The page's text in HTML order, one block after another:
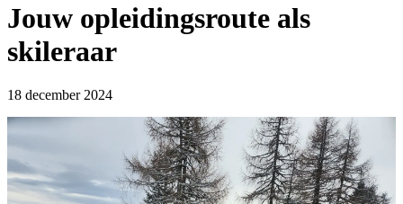
Jouw opleidingsroute als
skileraar
18 december 2024